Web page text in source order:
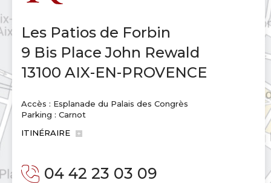
Les Patios de Forbin
9 Bis Place John Rewald
13100 AIX-EN-PROVENCE
Accès : Esplanade du Palais des Congrès
Parking : Carnot
ITINÉRAIRE
04 42 23 03 09